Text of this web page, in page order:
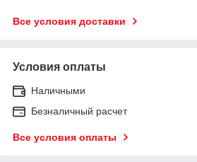
Все условия доставки
Условия оплаты
Наличными
Безналичный расчет
Все условия оплаты